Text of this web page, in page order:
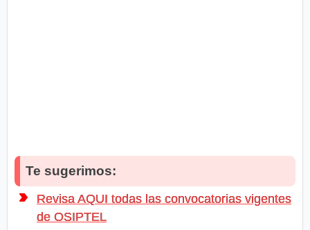
Te sugerimos:
Revisa AQUI todas las convocatorias vigentes
de OSIPTEL